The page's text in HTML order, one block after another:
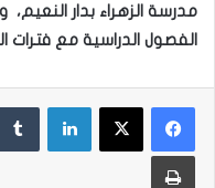
مدرسة الزهراء بدار
الفصول الدراسية مع فترات
لينكدإن
طباعة